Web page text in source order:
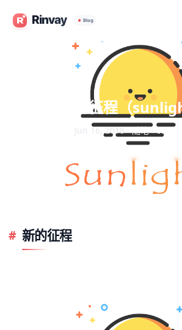
新的征程（
Jun 16, 2018·随笔·
新的征程